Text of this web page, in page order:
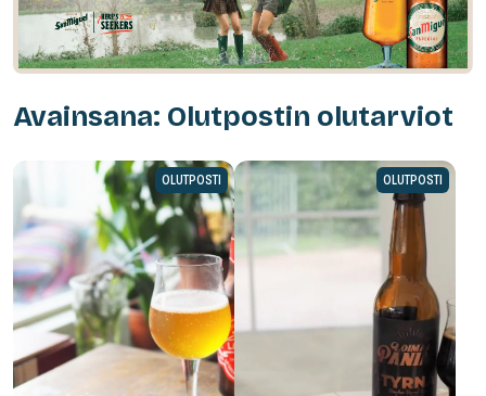
Avainsana: Olutpostin olutarviot
OLUTPOSTI OLUTPOSTI